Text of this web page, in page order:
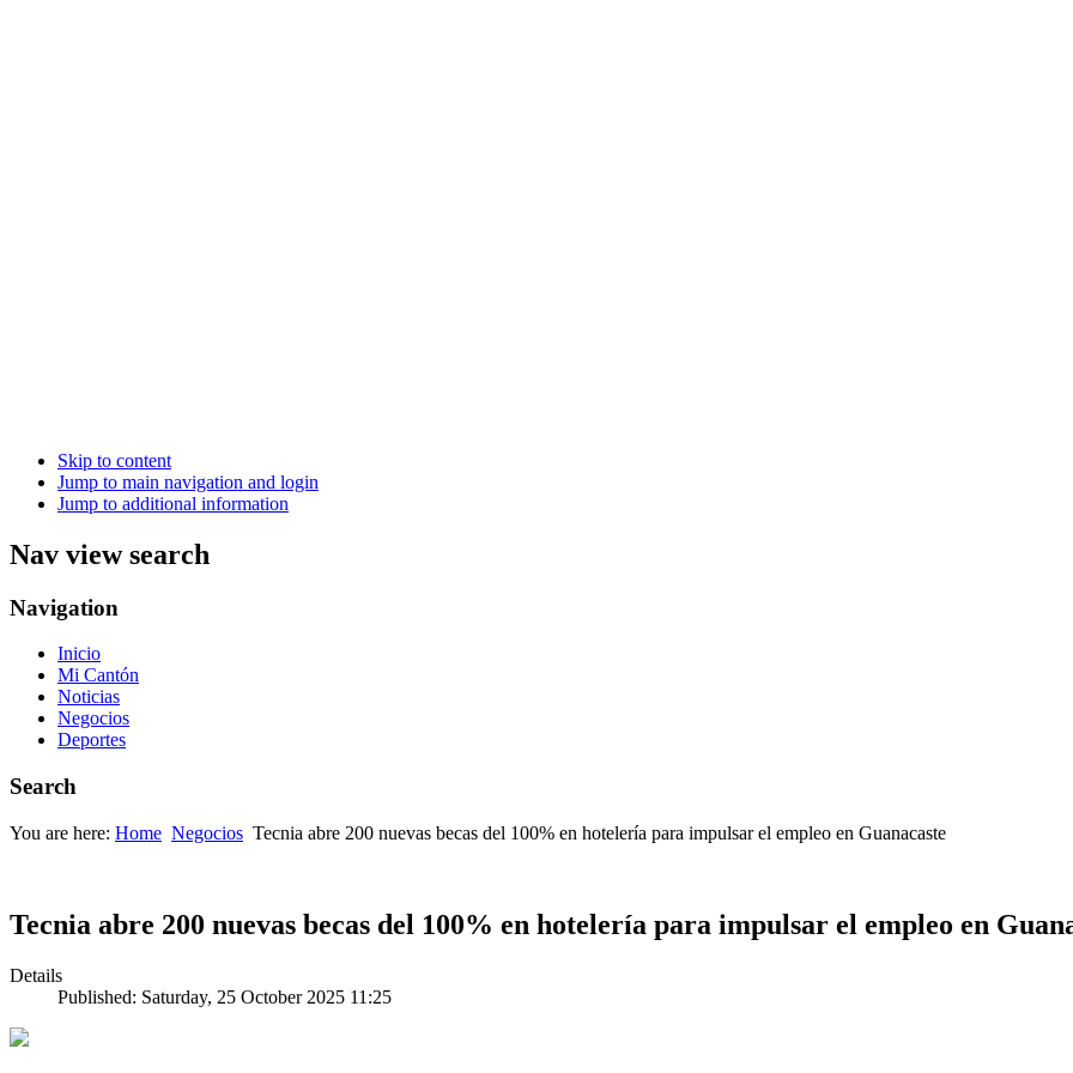
Skip to content
Jump to main navigation and login
Jump to additional information
Nav view search
Navigation
Inicio
Mi Cantón
Noticias
Negocios
Deportes
Search
You are here: Home Negocios Tecnia abre 200 nuevas becas del 100% en hotelería para impulsar el empleo en Guanacaste
Tecnia abre 200 nuevas becas del 100% en hotelería para impulsar el empleo en
Details
Published: Saturday, 25 October 2025 11:25